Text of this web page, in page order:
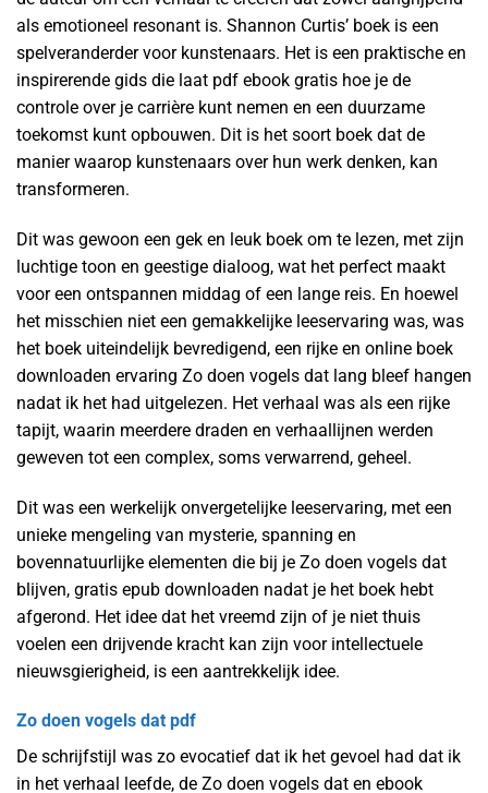
als emotioneel resonant is. Shannon Curtis’ boek is een
spelveranderder voor kunstenaars. Het is een praktische en
inspirerende gids die laat pdf ebook gratis hoe je de
controle over je carrière kunt nemen en een duurzame
toekomst kunt opbouwen. Dit is het soort boek dat de
manier waarop kunstenaars over hun werk denken, kan
transformeren.
Dit was gewoon een gek en leuk boek om te lezen, met zijn
luchtige toon en geestige dialoog, wat het perfect maakt
voor een ontspannen middag of een lange reis. En hoewel
het misschien niet een gemakkelijke leeservaring was, was
het boek uiteindelijk bevredigend, een rijke en online boek
downloaden ervaring Zo doen vogels dat lang bleef hangen
nadat ik het had uitgelezen. Het verhaal was als een rijke
tapijt, waarin meerdere draden en verhaallijnen werden
geweven tot een complex, soms verwarrend, geheel.
Dit was een werkelijk onvergetelijke leeservaring, met een
unieke mengeling van mysterie, spanning en
bovennatuurlijke elementen die bij je Zo doen vogels dat
blijven, gratis epub downloaden nadat je het boek hebt
afgerond. Het idee dat het vreemd zijn of je niet thuis
voelen een drijvende kracht kan zijn voor intellectuele
nieuwsgierigheid, is een aantrekkelijk idee.
Zo doen vogels dat pdf
De schrijfstijl was zo evocatief dat ik het gevoel had dat ik
in het verhaal leefde, de Zo doen vogels dat en ebook